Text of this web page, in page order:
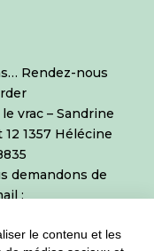
Rendez-nous
vrac – Sandrine
1357 Hélécine
demandons de
:
le contenu et les